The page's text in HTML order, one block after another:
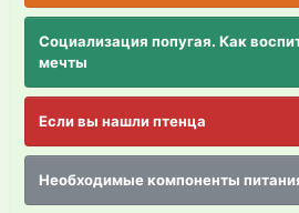
Социализация попугая. Как
мечты
Если вы нашли птенца
Необходимые компоненты